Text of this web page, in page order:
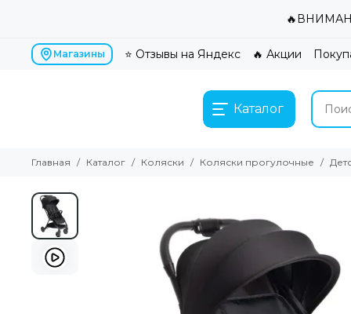
Магазины ⭐ Отзывы на Яндекс 🔥 Акции
Каталог
Главная Каталог Коляски Коляски прогулочные